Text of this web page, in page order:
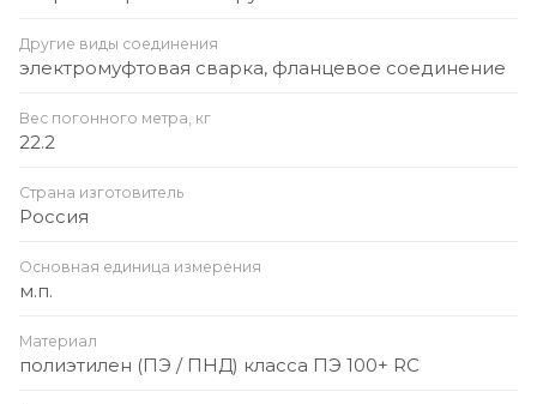
Другие виды соединения
электромуфтовая сварка, фланцевое соединение
Вес погонного метра, кг
22.2
Страна изготовитель
Россия
Основная единица измерения
м.п.
Материал
полиэтилен (ПЭ / ПНД) класса ПЭ 100+ RC